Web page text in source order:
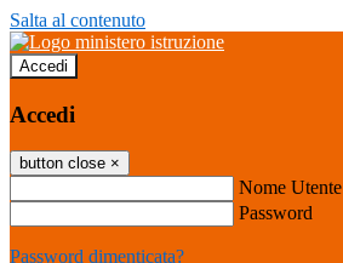
Salta al contenuto
Accedi
Accedi
button close ×
Nome Utente
Password
Password dimenticata?